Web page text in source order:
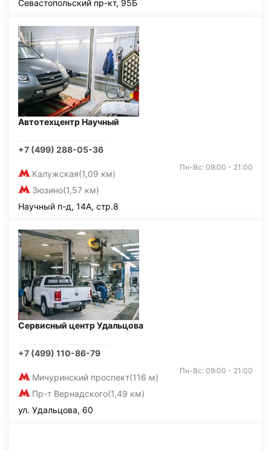
Севастопольский пр-кт, 95Б
Автотехцентр Научный
+7 (499) 288-05-36
Калужская(1,09 км)
Зюзино(1,57 км)
Пн-Вс: 09:00 - 21:00
Научный п-д, 14А, стр.8
Сервисный центр Удальцова
+7 (499) 110-86-79
Мичуринский проспект(116 м)
Пр-т Вернадского(1,49 км)
Пн-Вс: 09:00 - 21:00
ул. Удальцова, 60